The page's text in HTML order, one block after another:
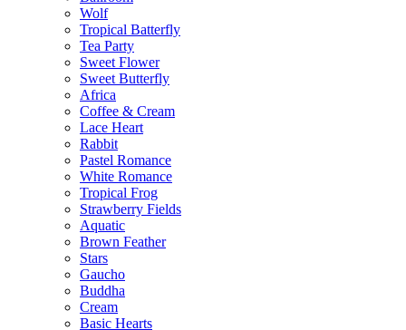
Wolf
Tropical Batterfly
Tea Party
Sweet Flower
Sweet Butterfly
Africa
Coffee & Cream
Lace Heart
Rabbit
Pastel Romance
White Romance
Tropical Frog
Strawberry Fields
Aquatic
Brown Feather
Stars
Gaucho
Buddha
Cream
Basic Hearts